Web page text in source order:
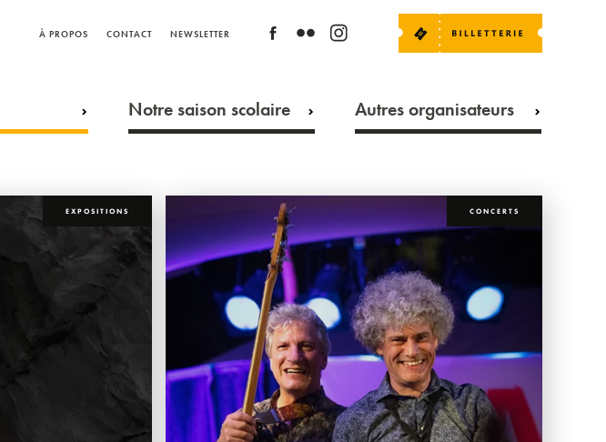
À PROPOS CONTACT NEWSLETTER
Notre saison scolaire Autres organisateurs
EXPOSITIONS CONCERTS